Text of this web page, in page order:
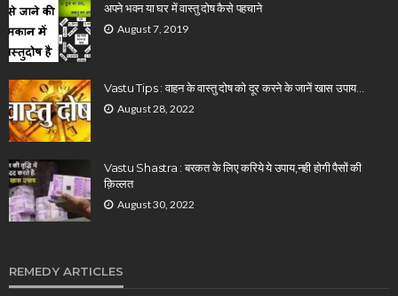
अपने भवन या घर में वास्तु दोष कैसे पहचाने
August 7, 2019
Vastu Tips : वाहन के वास्तु दोष को दूर करने के जानें खास उपाय…
August 28, 2022
Vastu Shastra : बरकत के लिए करिये ये उपाय,नही होगी पैसों की
क़िल्लत
August 30, 2022
REMEDY ARTICLES